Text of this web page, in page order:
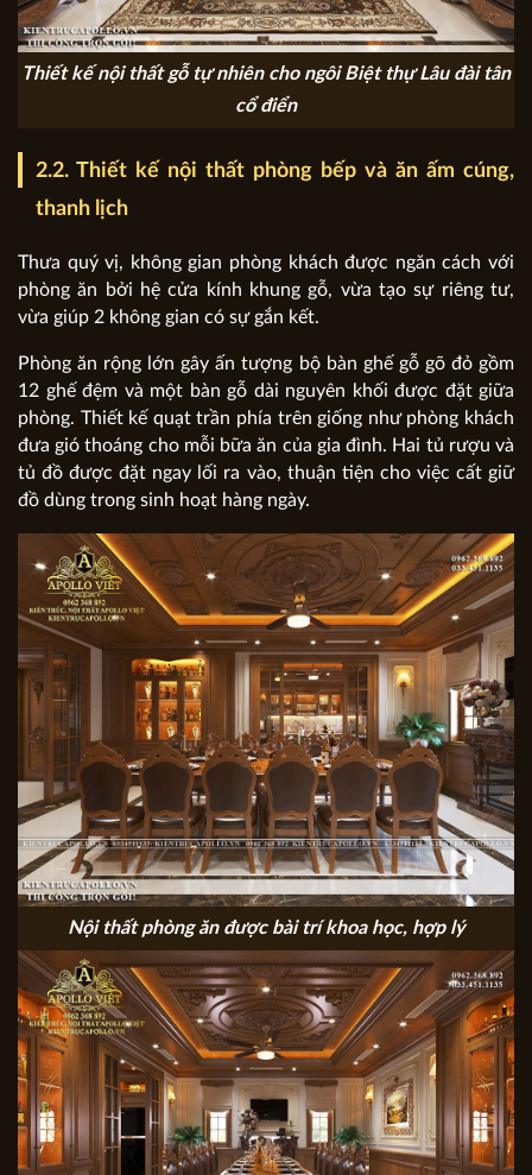
Thiết kế nội thất gỗ tự nhiên cho ngôi Biệt thự Lâu đài tân
cổ điển
2.2. Thiết kế nội thất phòng bếp và ăn ấm cúng,
thanh lịch
Thưa quý vị, không gian phòng khách được ngăn cách với
phòng ăn bởi hệ cửa kính khung gỗ, vừa tạo sự riêng tư,
vừa giúp 2 không gian có sự gắn kết.
Phòng ăn rộng lớn gây ấn tượng bộ bàn ghế gỗ gõ đỏ gồm
12 ghế đệm và một bàn gỗ dài nguyên khối được đặt giữa
phòng. Thiết kế quạt trần phía trên giống như phòng khách
đưa gió thoáng cho mỗi bữa ăn của gia đình. Hai tủ rượu và
tủ đồ được đặt ngay lối ra vào, thuận tiện cho việc cất giữ
đồ dùng trong sinh hoạt hàng ngày.
Nội thất phòng ăn được bài trí khoa học, hợp lý